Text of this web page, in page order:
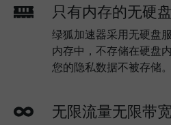
只有内存的无硬
绿狐加速器采用无硬盘
内存中，不存储在硬盘
您的隐私数据不被存储。
无限流量无限带宽